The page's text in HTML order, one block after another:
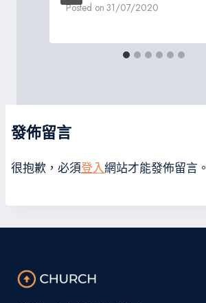
Posted on 31/07/2020
發佈留言
很抱歉，必須登入網站才能發佈留言。